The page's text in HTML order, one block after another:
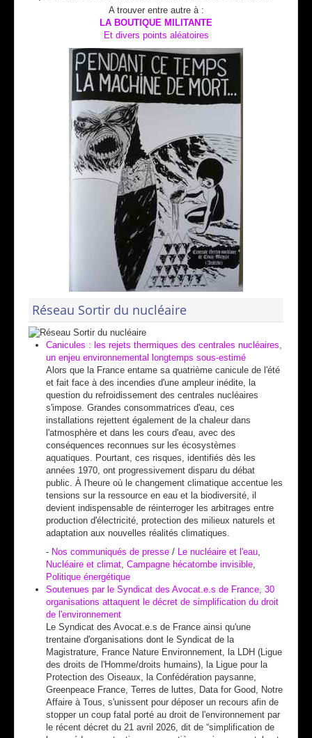
A trouver entre autre à :
LA BOUTIQUE MILITANTE
Et divers points aléatoires
Réseau Sortir du nucléaire
Canicules : les rejets thermiques des centrales nucléaires,
un enjeu environnemental longtemps sous-estimé
Alors que la France entame sa quatrième canicule de l'été
et fait face à des incendies d'une ampleur inédite, la
question du refroidissement des centrales nucléaires
s'impose. Grandes consommatrices d'eau, ces
installations rejettent également de la chaleur dans
l'atmosphère et dans les cours d'eau, avec des
conséquences reconnues sur les écosystèmes
aquatiques. Pourtant, ces risques, identifiés dès les
années 1970, ont progressivement disparu du débat
public. À l'heure où le changement climatique accentue les
tensions sur la ressource en eau et la biodiversité, il
devient indispensable de réinterroger les arbitrages entre
production d'électricité, protection des milieux naturels et
adaptation aux nouvelles réalités climatiques.
- Nos communiqués de presse / Le nucléaire et l'eau
Nucléaire et climat Campagne hécatombe invisible
Politique énergétique
Soutenues par le Syndicat des Avocat.e.s de France, 30
organisations attaquent le décret de simplification du droit
de l'environnement
Le Syndicat des Avocat.e.s de France ainsi qu'une
trentaine d'organisations dont le Syndicat de la
Magistrature, France Nature Environnement, la LDH (Ligue
des droits de l'Homme/droits humains), la Ligue pour la
Protection des Oiseaux, la Confédération paysanne,
Greenpeace France, Terres de luttes, Data for Good, Notre
Affaire à Tous, s'unissent pour déposer un recours afin de
stopper un coup fatal porté au droit de l'environnement par
le récent décret du 21 avril 2026, dit de “simplification de